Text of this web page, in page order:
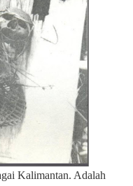
Kalimantan. Adalah